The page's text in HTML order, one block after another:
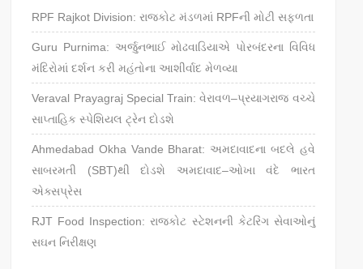
RPF Rajkot Division: રાજકોટ મંડળમાં RPFની મોટી સફળતા
Guru Purnima: અર્જુનભાઈ મોઢવાડિયાએ પોરબંદરના વિવિધ
મંદિરોમાં દર્શન કરી મહંતોના આશીર્વાદ મેળવ્યા
Veraval Prayagraj Special Train: વેરાવળ–પ્રયાગરાજ વચ્ચે
સાપ્તાહિક સ્પેશિયલ ટ્રેન દોડશે
Ahmedabad Okha Vande Bharat: અમદાવાદના બદલે હવે
સાબરમતી (SBT)થી દોડશે અમદાવાદ–ઓખા વંદે ભારત
એક્સપ્રેસ
RJT Food Inspection: રાજકોટ સ્ટેશનની કેટરિંગ સેવાઓનું
સઘન નિરીક્ષણ